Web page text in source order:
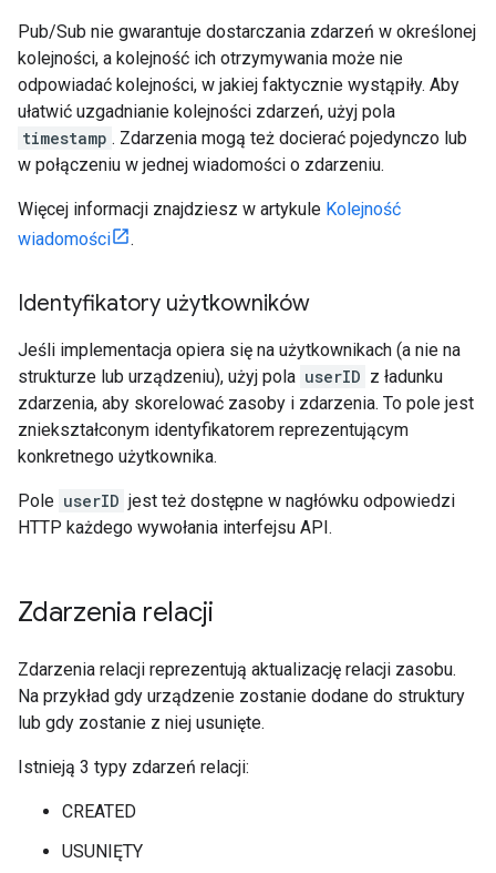
Pub/Sub nie gwarantuje dostarczania zdarzeń w określonej
kolejności, a kolejność ich otrzymywania może nie
odpowiadać kolejności, w jakiej faktycznie wystąpiły. Aby
ułatwić uzgadnianie kolejności zdarzeń, użyj pola
timestamp . Zdarzenia mogą też docierać pojedynczo lub
w połączeniu w jednej wiadomości o zdarzeniu.
Więcej informacji znajdziesz w artykule Kolejność
wiadomości
.
Identyfikatory użytkowników
Jeśli implementacja opiera się na użytkownikach (a nie na
strukturze lub urządzeniu), użyj pola userID z ładunku
zdarzenia, aby skorelować zasoby i zdarzenia. To pole jest
zniekształconym identyfikatorem reprezentującym
konkretnego użytkownika.
Pole userID jest też dostępne w nagłówku odpowiedzi
HTTP każdego wywołania interfejsu API.
Zdarzenia relacji
Zdarzenia relacji reprezentują aktualizację relacji zasobu.
Na przykład gdy urządzenie zostanie dodane do struktury
lub gdy zostanie z niej usunięte.
Istnieją 3 typy zdarzeń relacji:
CREATED
USUNIĘTY